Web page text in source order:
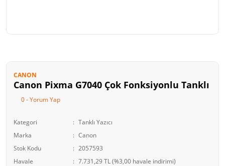
CANON
Canon Pixma G7040 Çok Fonksiyonlu Tanklı
0 - Yorum Yap
Kategori
Tanklı Yazıcı
Marka
Canon
Stok Kodu
2057593
Havale
7.731,29 TL (%3,00 havale indirimi)